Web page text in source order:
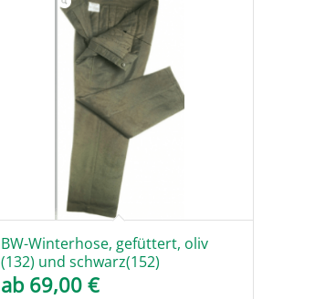
BW-Winterhose, gefüttert, oliv
(132) und schwarz(152)
ab 69,00 €